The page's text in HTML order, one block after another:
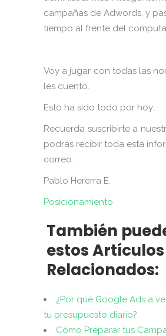
campañas de Adwords, y
tiempo al frente del
Voy a jugar con todas las
les cuento.
Esto ha sido todo por hoy.
Recuerda suscribirte a
podrás recibir toda esta
correo.
Pablo Hererra E.
Posicionamiento
También
estos Artículos
Relacionados:
¿Por qué Google Ads a
tu presupuesto diario?
Cómo Preparar tus